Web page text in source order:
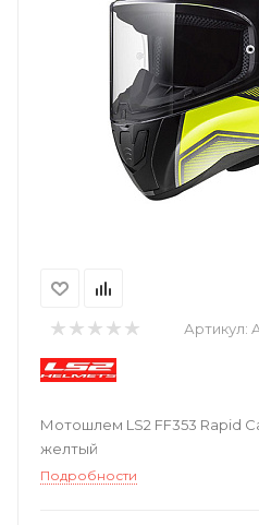
Артикул:
Мотошлем LS2 FF353 Rapid
желтый
Подробности